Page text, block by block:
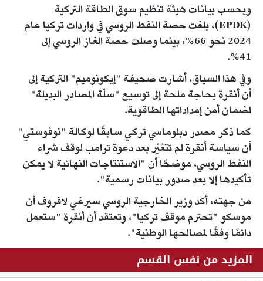
وبحسب بيانات هيئة تنظيم سوق الطاقة التركية
(EPDK)، بلغت حصة النفط الروسي في واردات تركيا عام
2024 نحو 66%، بينما وصلت حصة الغاز الروسي إلى
41%.
وفي هذا السياق، أشارت صحيفة "إيكونوميم" التركية إلى
أن أنقرة بحاجة ملحة إلى توسيع "سلّة المصادر البديلة"
لضمان أمن إمداداتها الطاقوية.
كما ذكر مصدر دبلوماسي تركي سابقًا لوكالة "نوفوستي"
أن سياسة أنقرة لم تتغيّر بعد دعوة ترامب لوقف شراء
النفط الروسي، موضحًا أن "الاستنتاجات النهائية لا يمكن
تأكيدها إلا بعد صدور بيانات رسمية".
من جهته، أكد وزير الخارجية الروسي سيرغي لافروف أن
موسكو "تحترم موقف تركيا"، وتعتقد أن أنقرة "ستعمل
دائمًا وفقًا لمصالحها الوطنية".
المزيد من نفس القسم